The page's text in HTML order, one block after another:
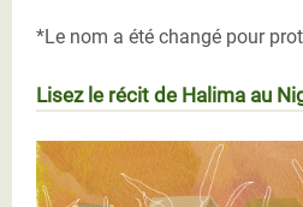
*Le nom a été changé pour
Lisez le récit de Halima au
Halima_Scr.jpg